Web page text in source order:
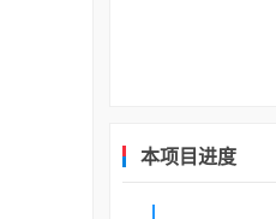
本项目进度